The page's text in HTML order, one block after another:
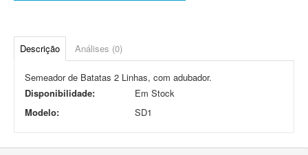
Descrição Análises (0)
Semeador de Batatas 2 Linhas, com adubador.
Disponibilidade:
Em Stock
Modelo:
SD1